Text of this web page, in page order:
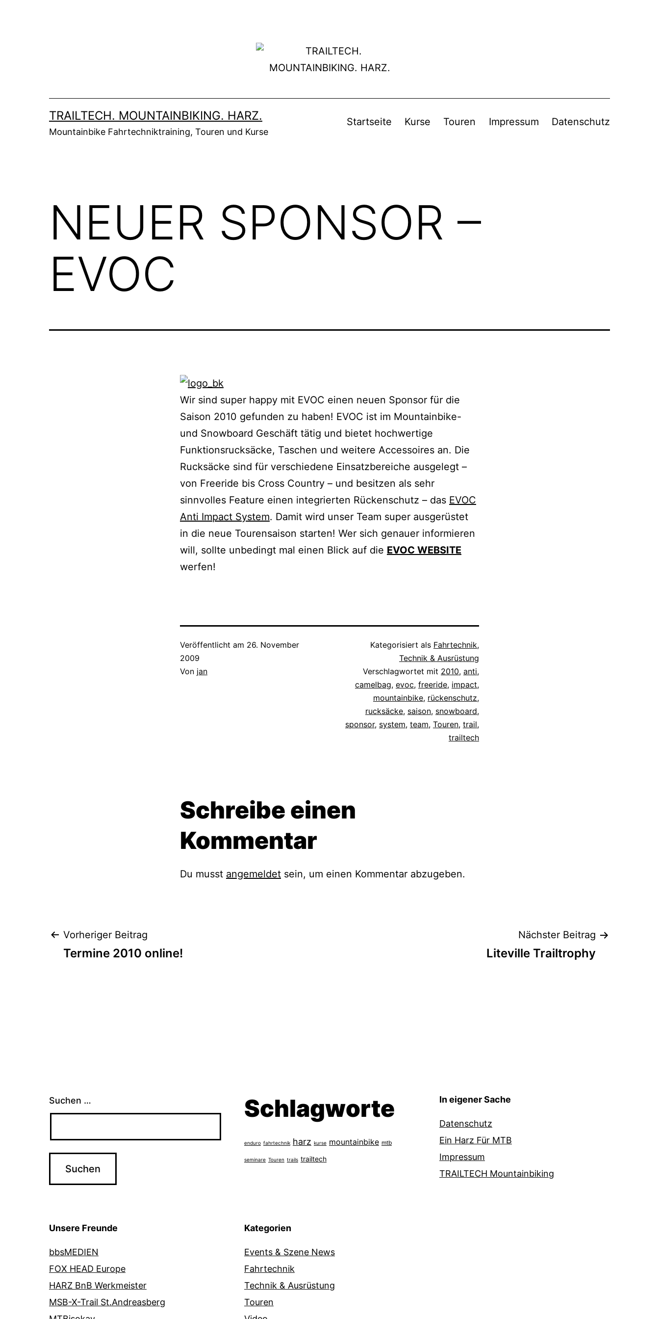
TRAILTECH. MOUNTAINBIKING. HARZ.
Mountainbike Fahrtechniktraining, Touren und Kurse
Startseite Kurse Touren Impressum Datenschutz
NEUER SPONSOR –
EVOC
Wir sind super happy mit EVOC einen neuen Sponsor für die
Saison 2010 gefunden zu haben! EVOC ist im Mountainbike-
und Snowboard Geschäft tätig und bietet hochwertige
Funktionsrucksäcke, Taschen und weitere Accessoires an. Die
Rucksäcke sind für verschiedene Einsatzbereiche ausgelegt –
von Freeride bis Cross Country – und besitzen als sehr
sinnvolles Feature einen integrierten Rückenschutz – das EVOC
Anti Impact System. Damit wird unser Team super ausgerüstet
in die neue Tourensaison starten! Wer sich genauer informieren
will, sollte unbedingt mal einen Blick auf die EVOC WEBSITE
werfen!
Veröffentlicht am 26. November
2009
Von jan
Kategorisiert als Fahrtechnik,
Technik & Ausrüstung
Verschlagwortet mit 2010, anti,
camelbag, evoc, freeride, impact,
mountainbike, rückenschutz,
rucksäcke, saison, snowboard,
sponsor, system, team, Touren, trail,
trailtech
Schreibe einen
Kommentar
Du musst angemeldet sein, um einen Kommentar abzugeben.
Beitragsnavigation
Vorheriger Beitrag
Termine 2010 online!
Nächster Beitrag
Liteville Trailtrophy
Suchen … Schlagworte
enduro fahrtechnik harz kurse mountainbike mtb
seminare Touren trails trailtech
In eigener Sache
Datenschutz
Ein Harz Für MTB
Impressum
TRAILTECH Mountainbiking
Unsere Freunde
bbsMEDIEN
FOX HEAD Europe
HARZ BnB Werkmeister
MSB-X-Trail St.Andreasberg
Kategorien
Events & Szene News
Fahrtechnik
Technik & Ausrüstung
Touren